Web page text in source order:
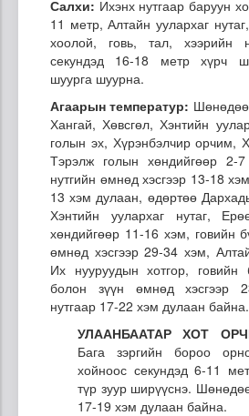
Салхи: Ихэнх нутгаар баруун
11 метр, Алтайн уулархаг
хоолой, говь, тал, хээрийн
секундэд 16-18 метр хүрч
шуурга шуурна.
Агаарын температур:
Хангай, Хөвсгөл, Хэнтийн
голын эх, Хүрэнбэлчир орчим,
Тэрэлж голын хөндийгөөр 2-
нутгийн өмнөд хэсгээр 13-18
13 хэм дулаан, өдөртөө
Хэнтийн уулархаг нутаг,
хөндийгөөр 11-16 хэм, говийн
өмнөд хэсгээр 29-34 хэм,
Их нууруудын хотгор, говийн
болон зүүн өмнөд хэсгээр
нутгаар 17-22 хэм дулаан байна.
УЛААНБААТАР ХОТ
Бага зэргийн бороо
хойноос секундэд 6-11
түр зуур ширүүснэ.
17-19 хэм дулаан байна.